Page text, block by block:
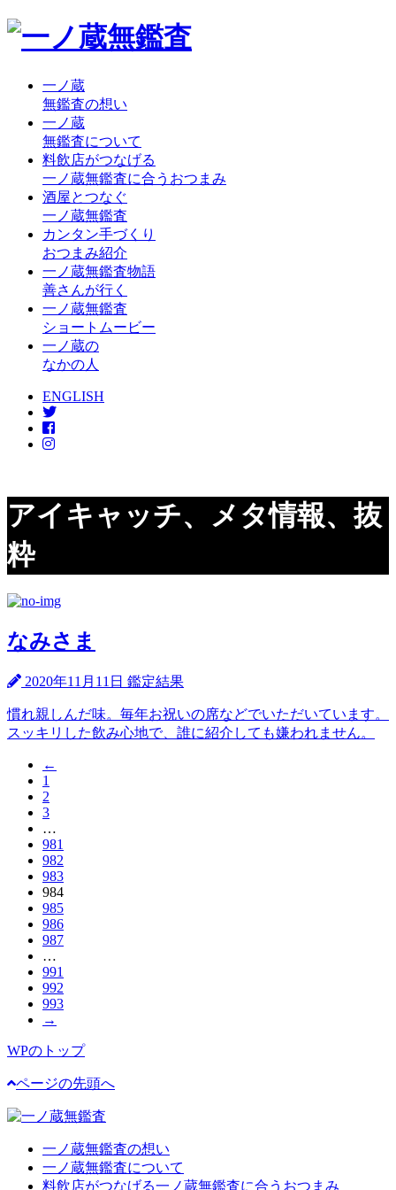
一ノ蔵
無鑑査の想い
一ノ蔵
無鑑査について
料飲店がつなげる
一ノ蔵無鑑査に合うおつまみ
酒屋とつなぐ
一ノ蔵無鑑査
カンタン手づくり
おつまみ紹介
一ノ蔵無鑑査物語
善さんが行く
一ノ蔵無鑑査
ショートムービー
一ノ蔵の
なかの人
ENGLISH
アイキャッチ、メタ情報、抜
粋
なみさま
2020年11月11日 鑑定結果
慣れ親しんだ味。毎年お祝いの席などでいただいています。
スッキリした飲み心地で、誰に紹介しても嫌われません。
←
1
2
3
…
981
982
983
984
985
986
987
…
991
992
993
→
WPのトップ
ページの先頭へ
一ノ蔵無鑑査の想い
一ノ蔵無鑑査について
料飲店がつなげる一ノ蔵無鑑査に合うおつまみ